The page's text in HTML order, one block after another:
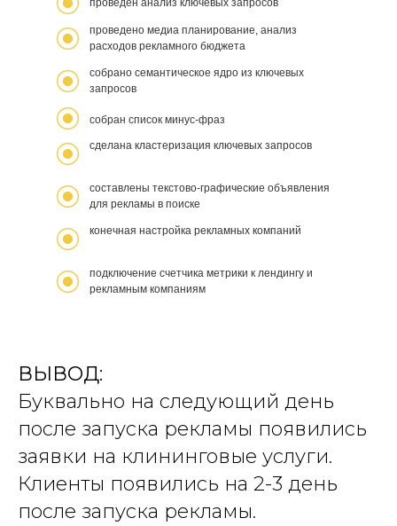
проведен анализ ключевых запросов
проведено медиа планирование, анализ
расходов рекламного бюджета
собрано семантическое ядро из ключевых
запросов
собран список минус-фраз
сделана кластеризация ключевых запросов
составлены текстово-графические объявления
для рекламы в поиске
конечная настройка рекламных компаний
подключение счетчика метрики к лендингу и
рекламным компаниям
ВЫВОД:
Буквально на следующий день
после запуска рекламы появились
заявки на клининговые услуги.
Клиенты появились на 2-3 день
после запуска рекламы.